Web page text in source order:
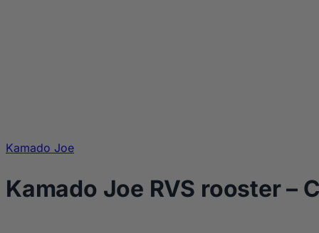
Kamado Joe
Kamado Joe RVS rooster –